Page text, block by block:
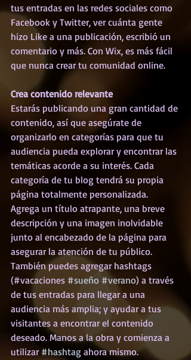
tus entradas en las redes sociales como
Facebook y Twitter, ver cuánta gente
hizo Like a una publicación, escribió un
comentario y más. Con Wix, es más fácil
que nunca crear tu comunidad online.
Crea contenido relevante
Estarás publicando una gran cantidad de
contenido, así que asegúrate de
organizarlo en categorías para que tu
audiencia pueda explorar y encontrar las
temáticas acorde a su interés. Cada
categoría de tu blog tendrá su propia
página totalmente personalizada.
Agrega un título atrapante, una breve
descripción y una imagen inolvidable
junto al encabezado de la página para
asegurar la atención de tu público.
También puedes agregar hashtags
(#vacaciones #sueño #verano) a través
de tus entradas para llegar a una
audiencia más amplia; y ayudar a tus
visitantes a encontrar el contenido
deseado. Manos a la obra y comienza a
utilizar #hashtag ahora mismo.